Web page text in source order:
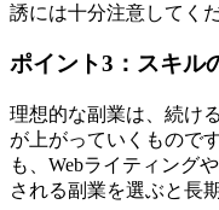
誘には十分注意してくだ
ポイント3：スキル
理想的な副業は、続け
が上がっていくもので
も、Webライティング
される副業を選ぶと長